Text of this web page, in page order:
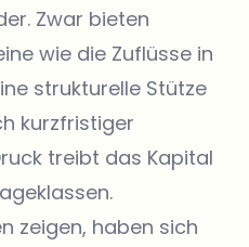
Zwar bieten
wie die Zuflüsse in
strukturelle Stütze
kurzfristiger
treibt das Kapital
zeigen, haben sich